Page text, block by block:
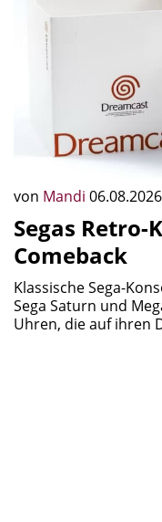
von Mandi 06.08.2026
Segas
Comeback
Klassische Sega-
Sega Saturn und
Uhren, die auf ihren